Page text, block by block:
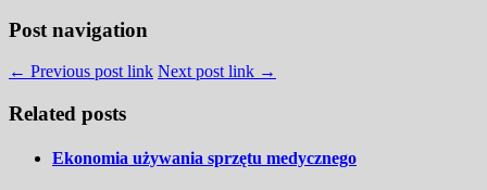
Post navigation
← Previous post link Next post link →
Related posts
Ekonomia używania sprzętu medycznego